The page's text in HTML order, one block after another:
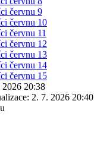
2026 20:38
2. 7. 2026 20:40